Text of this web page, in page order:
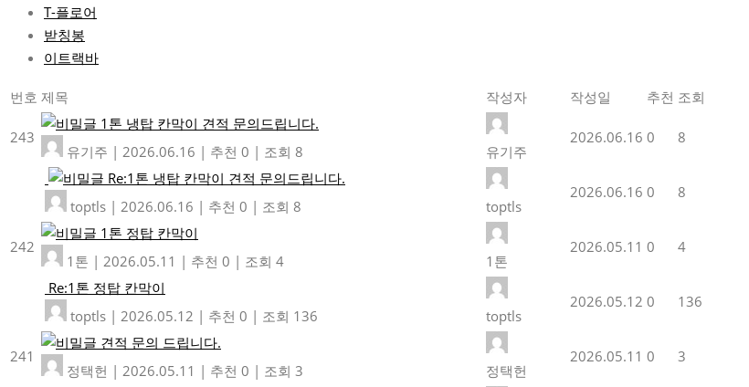
T-플로어
받칭봉
이트랙바
번호 제목 작성자 작성일 추천 조회
243
1톤 냉탑 칸막이 견적 문의드립니다.
유기주 | 2026.06.16 | 추천 0 | 조회 8 유기주
2026.06.16 0 8
Re:1톤 냉탑 칸막이 견적 문의드립니다.
toptls | 2026.06.16 | 추천 0 | 조회 8 toptls
2026.06.16 0 8
242
1톤 정탑 칸막이
1톤 | 2026.05.11 | 추천 0 | 조회 4 1톤
2026.05.11 0 4
Re:1톤 정탑 칸막이
toptls | 2026.05.12 | 추천 0 | 조회 136 toptls
2026.05.12 0 136
241
견적 문의 드립니다.
정택헌 | 2026.05.11 | 추천 0 | 조회 3 정택헌
2026.05.11 0 3